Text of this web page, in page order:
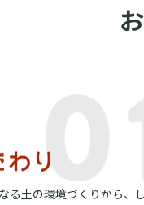
る土の環境づくりから、